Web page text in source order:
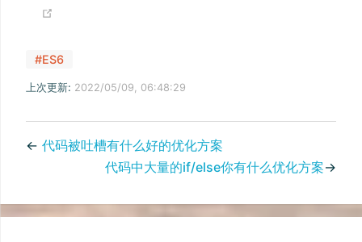
#ES6
上次更新: 2022/05/09, 06:48:29
← 代码被吐槽有什么好的优化方案
代码中大量的if/else你有什么优化方案→